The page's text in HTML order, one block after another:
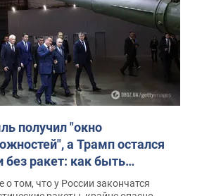
получил "окно
а Трамп остался
без ракет: как быть
Интервью с Мельником
о том, что у России закончатся